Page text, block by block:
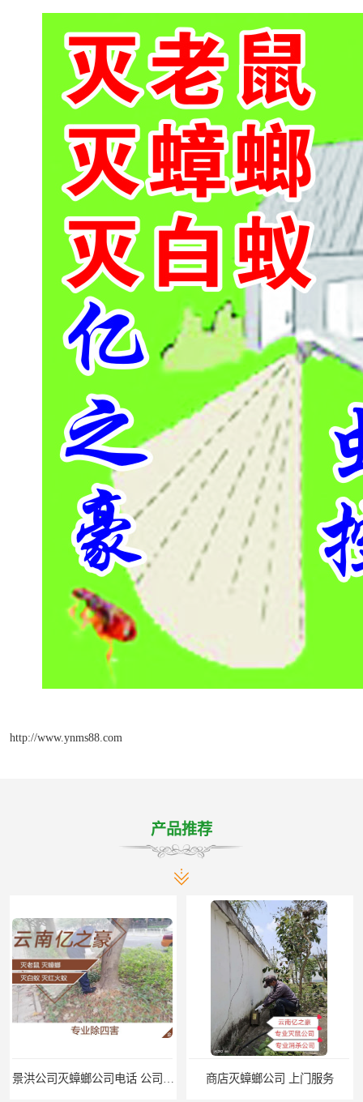
http://www.ynms88.com
产品推荐
商店灭蟑螂公司 上门服务